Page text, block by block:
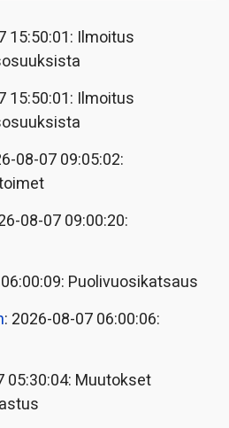
15:50:01: Ilmoitus
15:50:01: Ilmoitus
08-07 09:05:02:
08-07 09:00:20:
Puolivuosikatsaus
: 2026-08-07 06:00:06:
05:30:04: Muutokset